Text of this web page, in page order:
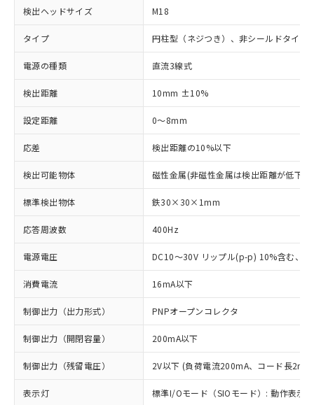
検出ヘッドサイズ M18
タイプ 円柱型（ネジつき）、非シールドタイプ
電源の種類 直流3線式
検出距離 10mm ±10%
設定距離 0～8mm
応差 検出距離の10%以下
検出可能物体 磁性金属(非磁性金属は検出距離が低下し
標準検出物体 鉄30×30×1mm
応答周波数 400Hz
電源電圧 DC10～30V リップル(p-p) 10%含む、
消費電流 16mA以下
制御出力（出力形式） PNPオープンコレクタ
制御出力（開閉容量） 200mA以下
制御出力（残留電圧） 2V以下 (負荷電流200mA、コード長2m
表示灯 標準I/Oモード（SIOモード）: 動作表示